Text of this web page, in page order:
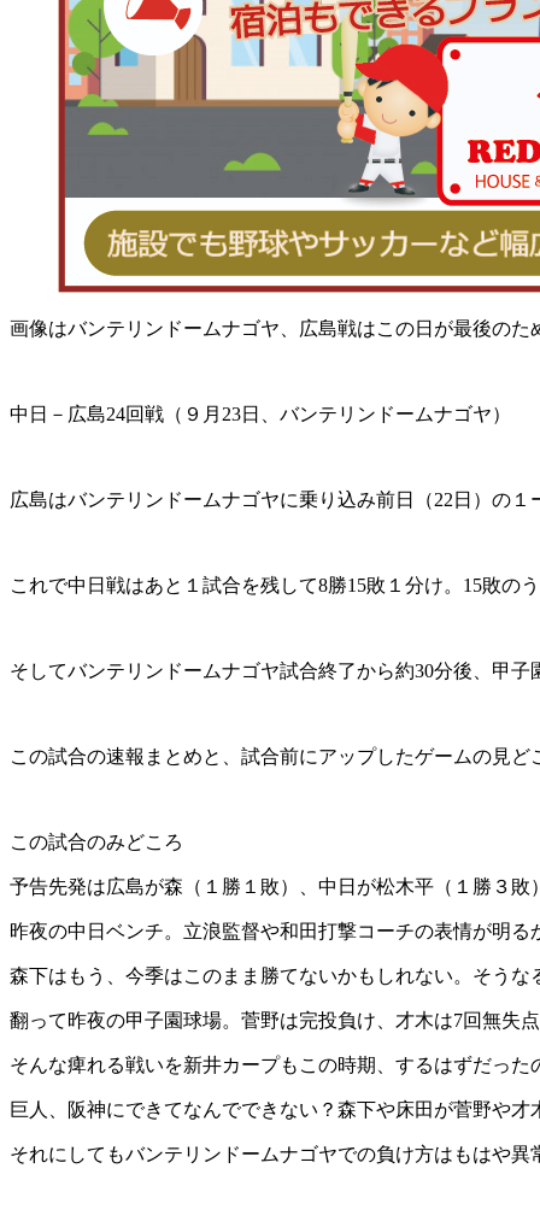
画像はバンテリンドームナゴヤ、広島戦はこの日が最後の
中日－広島24回戦（９月23日、バンテリンドームナゴヤ）
広島はバンテリンドームナゴヤに乗り込み前日（22日）の
これで中日戦はあと１試合を残して8勝15敗１分け。15敗の
そしてバンテリンドームナゴヤ試合終了から約30分後、甲
この試合の速報まとめと、試合前にアップしたゲームの見ど
この試合のみどころ
予告先発は広島が森（１勝１敗）、中日が松木平（１勝３敗
昨夜の中日ベンチ。立浪監督や和田打撃コーチの表情が明
森下はもう、今季はこのまま勝てないかもしれない。そう
翻って昨夜の甲子園球場。菅野は完投負け、才木は7回無失
そんな痺れる戦いを新井カープもこの時期、するはずだっ
巨人、阪神にできてなんでできない？森下や床田が菅野や
それにしてもバンテリンドームナゴヤでの負け方はもはや異